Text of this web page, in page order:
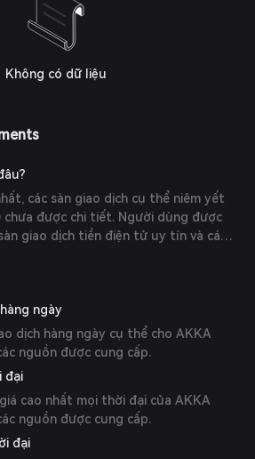
Không có dữ liệu
các sàn giao dịch cụ thể niêm yết
chưa được chi tiết. Người dùng được
giao dịch tiền điện tử uy tín và các
các lựa chọn giao dịch hiện tại nhất.
ngày
dịch hàng ngày cụ thể cho AKKA
nguồn được cung cấp.
đại
cao nhất mọi thời đại của AKKA
nguồn được cung cấp.
đại